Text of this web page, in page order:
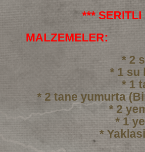
***
MALZEMELER:
* 2
* 1 su
* 1
* 2 tane yumurta
* 2
* 1
*